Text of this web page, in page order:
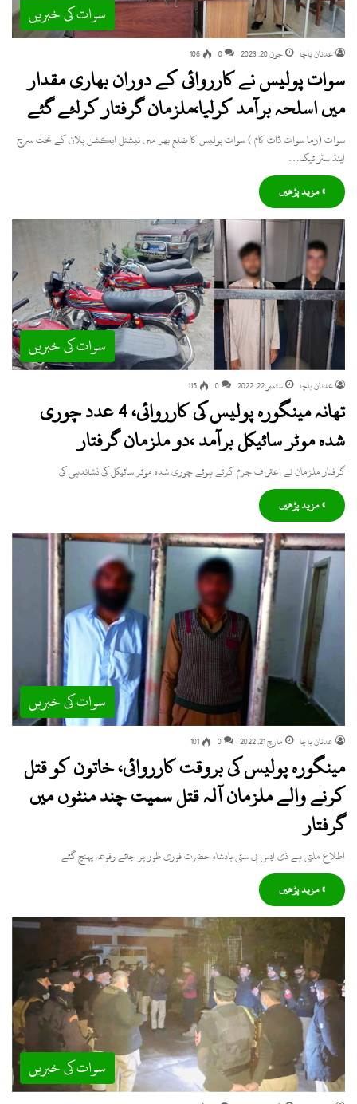
سوات کی خبریں
عدنان باچا جون 20, 2023 0
106
سوات پولیس نے کارروائی کے دوران بھاری مقدار
میں اسلحہ برآمد کرلیا،ملزمان گرفتار کرلئے گئے
سوات (زما سوات ڈاٹ کام ) سوات پولیس کا ضلع بھر میں نیشنل ایکشن پلان کے تحت سرچ
اینڈ سٹرائیک…
» مزید پڑھیں
سوات کی خبریں
عدنان باچا ستمبر 22, 2022 0
115
تھانہ مینگورہ پولیس کی کارروائی، 4 عدد چوری
شدہ موٹر سائیکل برآمد ،دو ملزمان گرفتار
گرفتار ملزمان نے اعتراف جرم کرتے ہوئے چوری شدہ موٹر سائیکل کی نشاندہی کی
» مزید پڑھیں
سوات کی خبریں
عدنان باچا مارچ 21, 2022 0
101
مینگورہ پولیس کی بروقت کارروائی، خاتون کو قتل
کرنے والے ملزمان آلہ قتل سمیت چند منٹوں میں
گرفتار
اطلاع ملتی ہے ڈی ایس پی سٹی بادشاہ حضرت فوری طور پر جائے وقوعہ پہنچ گئے
» مزید پڑھیں
سوات کی خبریں